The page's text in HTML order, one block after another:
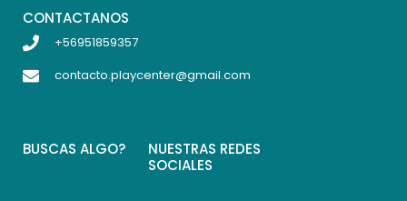
CONTACTANOS
+56951859357
contacto.playcenter@gmail.com
BUSCAS ALGO?
NUESTRAS REDES
SOCIALES